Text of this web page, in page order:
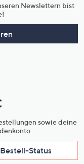
Newslettern bist
sowie deine
Bestell-Status